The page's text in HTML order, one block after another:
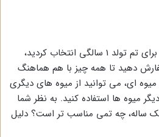
هر کدام از این ایده ها را که برای تم تولد 1 سالگی انتخاب کردید،
دهید تا همه چیز با هم هماهنگ
ای، می توانید از میوه های دیگری
میوه ها استفاده کنید. به نظر شما
ساله، چه تمی مناسب تر است؟ دلیل